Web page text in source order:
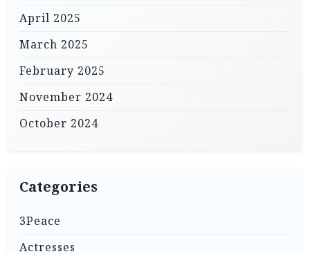
April 2025
March 2025
February 2025
November 2024
October 2024
Categories
3Peace
Actresses